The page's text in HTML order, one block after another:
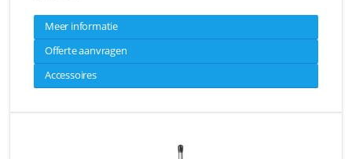
Meer informatie
Offerte aanvragen
Accessoires